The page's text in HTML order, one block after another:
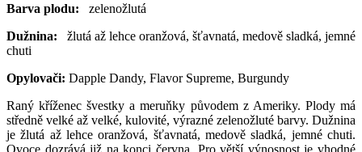
Barva plodu: zelenožlutá
Dužnina: žlutá až lehce oranžová, šťavnatá, medově sladká, jemné
chuti
Opylovači: Dapple Dandy, Flavor Supreme, Burgundy
Raný kříženec švestky a meruňky původem z Ameriky. Plody má
středně velké až velké, kulovité, výrazné zelenožluté barvy. Dužnina
je žlutá až lehce oranžová, šťavnatá, medově sladká, jemné chuti.
Ovoce dozrává již na konci června. Pro větší výnosnost je vhodné